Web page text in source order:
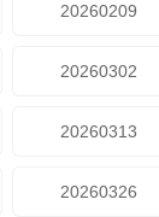
20260209
20260302
20260313
20260326